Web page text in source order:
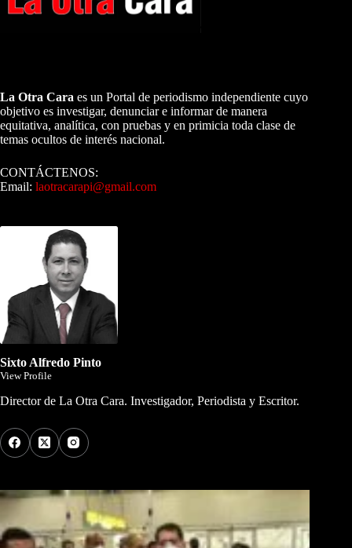
La Otra Cara es un Portal de periodismo independiente cuyo
objetivo es investigar, denunciar e informar de manera
equitativa, analítica, con pruebas y en primicia toda clase de
temas ocultos de interés nacional.
CONTÁCTENOS:
Email: laotracarapi@gmail.com
Sixto Alfredo Pinto
View Profile
Director de La Otra Cara. Investigador, Periodista y Escritor.